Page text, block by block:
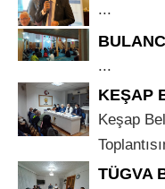
...
...
KEŞAP
Keşap
TÜGVA